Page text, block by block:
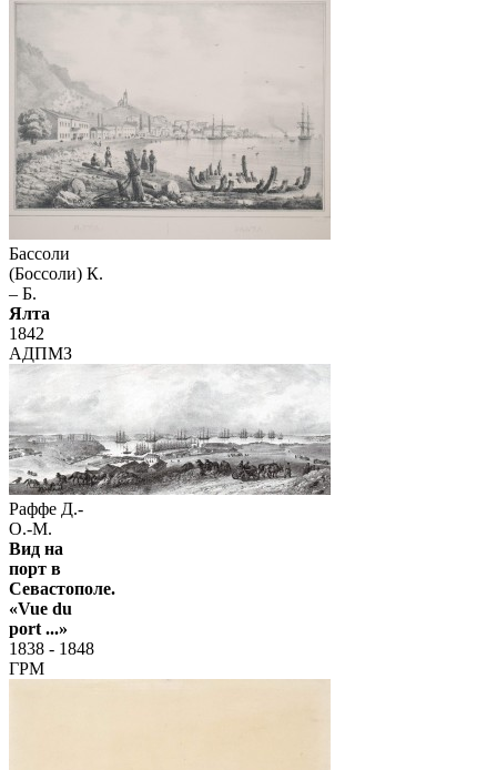
Бассоли
(Боссоли) К.
– Б.
Ялта
1842
АДПМЗ
Раффе Д.-
О.-М.
Вид на
порт в
Севастополе.
«Vue du
port ...»
1838 - 1848
ГРМ